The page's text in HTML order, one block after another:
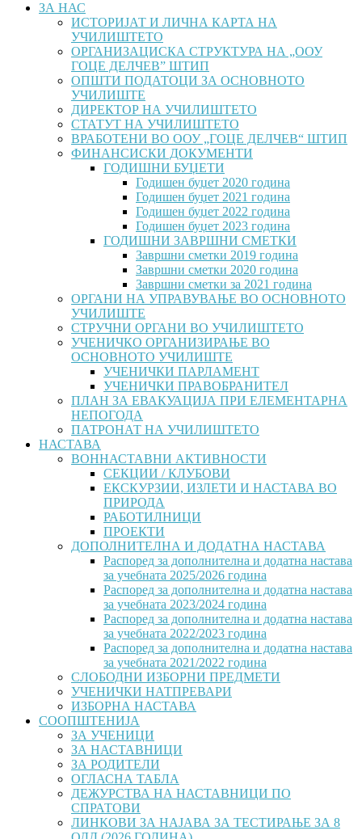
ЗА НАС
ИСТОРИЈАТ И ЛИЧНА КАРТА НА
УЧИЛИШТЕТО
ОРГАНИЗАЦИСКА СТРУКТУРА НА „ООУ
ГОЦЕ ДЕЛЧЕВ” ШТИП
ОПШТИ ПОДАТОЦИ ЗА ОСНОВНОТО
УЧИЛИШТЕ
ДИРЕКТОР НА УЧИЛИШТЕТО
СТАТУТ НА УЧИЛИШТЕТО
ВРАБОТЕНИ ВО ООУ „ГОЦЕ ДЕЛЧЕВ“ ШТИП
ФИНАНСИСКИ ДОКУМЕНТИ
ГОДИШНИ БУЏЕТИ
Годишен буџет 2020 година
Годишен буџет 2021 година
Годишен буџет 2022 година
Годишен буџет 2023 година
ГОДИШНИ ЗАВРШНИ СМЕТКИ
Завршни сметки 2019 година
Завршни сметки 2020 година
Завршни сметки за 2021 година
ОРГАНИ НА УПРАВУВАЊЕ ВО ОСНОВНОТО
УЧИЛИШТЕ
СТРУЧНИ ОРГАНИ ВО УЧИЛИШТЕТО
УЧЕНИЧКО ОРГАНИЗИРАЊЕ ВО
ОСНОВНОТО УЧИЛИШТЕ
УЧЕНИЧКИ ПАРЛАМЕНТ
УЧЕНИЧКИ ПРАВОБРАНИТЕЛ
ПЛАН ЗА ЕВАКУАЦИЈА ПРИ ЕЛЕМЕНТАРНА
НЕПОГОДА
ПАТРОНАТ НА УЧИЛИШТЕТО
НАСТАВА
ВОННАСТАВНИ АКТИВНОСТИ
СЕКЦИИ / КЛУБОВИ
ЕКСКУРЗИИ, ИЗЛЕТИ И НАСТАВА ВО
ПРИРОДА
РАБОТИЛНИЦИ
ПРОЕКТИ
ДОПОЛНИТЕЛНА И ДОДАТНА НАСТАВА
Распоред за дополнителна и додатна настава
за учебната 2025/2026 година
Распоред за дополнителна и додатна настава
за учебната 2023/2024 година
Распоред за дополнителна и додатна настава
за учебната 2022/2023 година
Распоред за дополнителна и додатна настава
за учебната 2021/2022 година
СЛОБОДНИ ИЗБОРНИ ПРЕДМЕТИ
УЧЕНИЧКИ НАТПРЕВАРИ
ИЗБОРНА НАСТАВА
СООПШТЕНИЈА
ЗА УЧЕНИЦИ
ЗА НАСТАВНИЦИ
ЗА РОДИТЕЛИ
ОГЛАСНА ТАБЛА
ДЕЖУРСТВА НА НАСТАВНИЦИ ПО
СПРАТОВИ
ЛИНКОВИ ЗА НАЈАВА ЗА ТЕСТИРАЊЕ ЗА 8